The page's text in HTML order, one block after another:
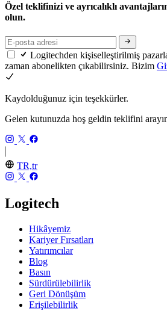
Özel teklifinizi ve ayrıcalıklı
olun.
Logitechden kişiselleştirilmiş
zaman abonelikten çıkabilirsiniz. Bizim
Kaydolduğunuz için teşekkürler.
Gelen kutunuzda hoş geldin teklifini
TR,tr
Logitech
Hikâyemiz
Kariyer Fırsatları
Yatırımcılar
Blog
Basın
Sürdürülebilirlik
Geri Dönüşüm
Erişilebilirlik